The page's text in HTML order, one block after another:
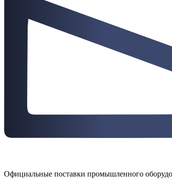
Официальные поставки промышленного